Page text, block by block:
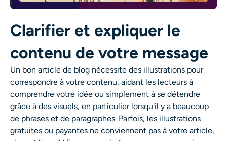
Clarifier et expliquer le
contenu de votre message
Un bon article de blog nécessite des illustrations pour
correspondre à votre contenu, aidant les lecteurs à
comprendre votre idée ou simplement à se détendre
grâce à des visuels, en particulier lorsqu'il y a beaucoup
de phrases et de paragraphes. Parfois, les illustrations
gratuites ou payantes ne conviennent pas à votre article,